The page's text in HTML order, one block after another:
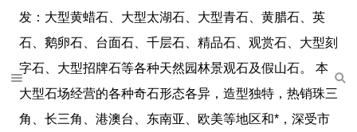
发：大型黄蜡石、大型太湖石、大型青石、黄腊石、英
石、鹅卵石、台面石、千层石、精品石、观赏石、大型刻
字石、大型招牌石等各种天然园林景观石及假山石。 本
大型石场经营的各种奇石形态各异，造型独特，热销珠三
角、长三角、港澳台、东南亚、欧美等地区和*，深受市